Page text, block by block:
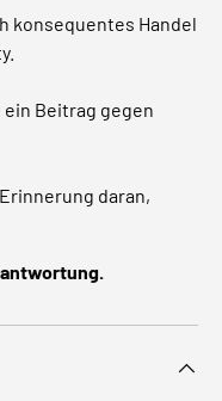
konsequentes Handel
Beitrag gegen
daran,